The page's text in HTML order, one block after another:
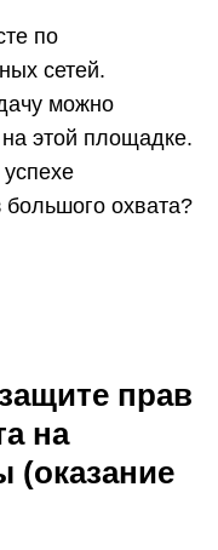
по
сетей.
можно
этой площадке.
большого охвата?
прав
на
(оказание